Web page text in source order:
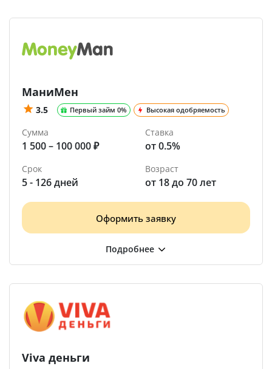
МаниМен
3.5 Первый займ 0% Высокая одобряемость
Сумма
1 500 – 100 000 ₽
Ставка
от 0.5%
Срок
5 - 126 дней
Возраст
от 18 до 70 лет
Оформить заявку
Viva деньги